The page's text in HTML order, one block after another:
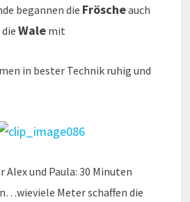
begannen die Fröscheauch
Walemit
in bester Technik ruhig und
und Paula: 30 Minuten
Meter schaffen die